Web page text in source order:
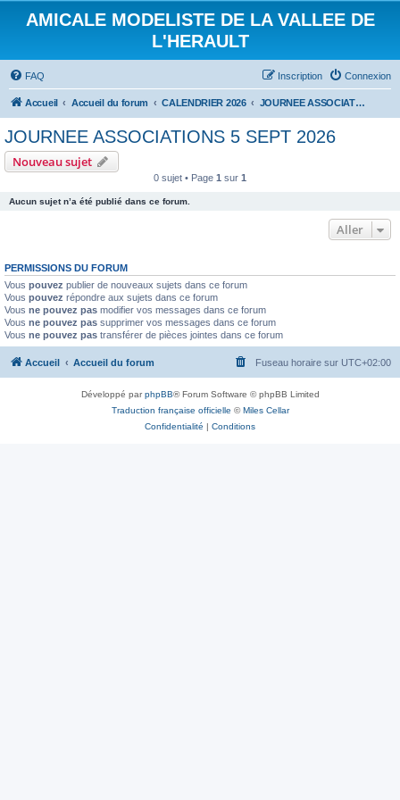
AMICALE MODELISTE DE LA VALLEE DE
L'HERAULT
FAQ Connexion
Inscription
Accueil Accueil du forum CALENDRIER 2026 JOURNEE ASSOCIATIONS 5 SEPT 2026
JOURNEE ASSOCIATIONS 5 SEPT 2026
Nouveau sujet
0 sujet • Page 1 sur 1
Aucun sujet n’a été publié dans ce forum.
Aller
PERMISSIONS DU FORUM
Vous pouvez publier de nouveaux sujets dans ce forum
Vous pouvez répondre aux sujets dans ce forum
Vous ne pouvez pas modifier vos messages dans ce forum
Vous ne pouvez pas supprimer vos messages dans ce forum
Vous ne pouvez pas transférer de pièces jointes dans ce forum
Accueil Accueil du forum Fuseau horaire sur UTC+02:00
Développé parphpBB® Forum Software © phpBB Limited
Traduction française officielle ©Miles Cellar
Confidentialité | Conditions